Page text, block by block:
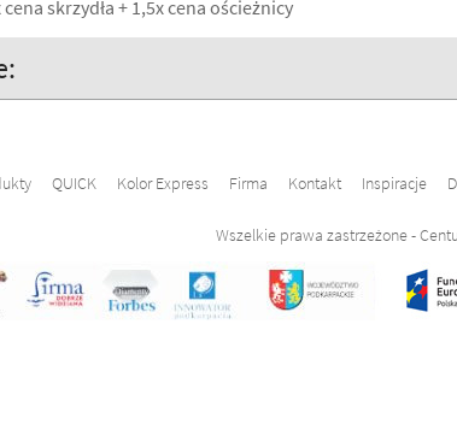
cena skrzydła + 1,5x cena ościeżnicy
QUICK Kolor Express Firma Kontakt Inspiracje
Wszelkie prawa zastrzeżone -